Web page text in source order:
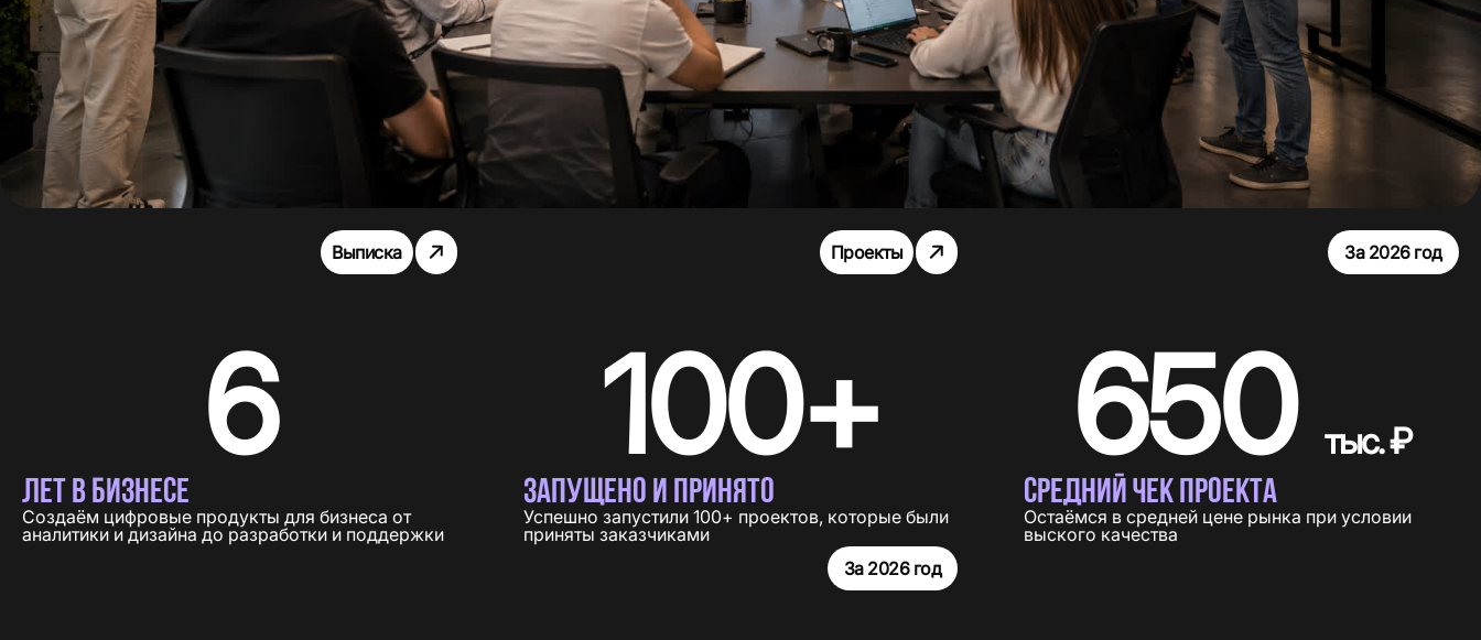
6
ЛЕТ В БИЗНЕСЕ
Создаём цифровые продукты для бизнеса от
аналитики и дизайна до разработки и поддержки
Выписка
100+
ЗАПУЩЕНО И ПРИНЯТО
Успешно запустили 100+ проектов, которые были
приняты заказчиками
Проекты
650 тыс. ₽
СРЕДНИЙ ЧЕК ПРОЕКТА
Остаёмся в средней цене рынка при условии
выского качества
За 2026 год
За 2026 год